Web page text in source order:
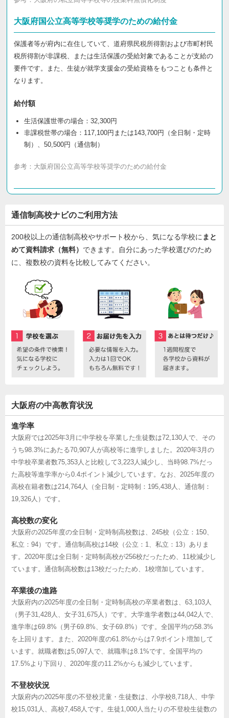
大阪府国公立高等学校等奨学のための給付金
保護者等が府内に在住していて、道府県民税所得割および市町村民
税所得割が非課税、または生活保護の受給対象であることが支給の
要件です。また、生徒が就学支援金の受給資格をもつことも条件と
なります。
給付額
生活保護世帯の場合：32,300円
非課税世帯の場合：117,100円または143,700円（全日制・定時
制）、50,500円（通信制）
参考： 大阪府国公立高等学校等奨学のための給付金
通信制高校ナビのご利用方法
200校以上の通信制高校やサポート校から、気になる学校に まと
めて資料請求（無料） できます。自分にあった学校選びのため
に、複数校の資料を比較してみてください。
大阪府の中高教育状況
進学率
大阪府では2025年3月に中学校を卒業した生徒数は72,130人で、その
うち98.3%にあたる70,907人が高校等に進学しました。2020年3月の
中学校卒業者数75,353人と比較して3,223人減少し、当時98.7%だっ
た高校等進学率から0.4ポイント減少しています。なお、2025年度の
高校在籍者数は214,764人（全日制・定時制：195,438人、通信制：
19,326人）です。
高校数の変化
大阪府の2025年度の全日制・定時制高校数は、245校（公立：150、
私立：94）です。通信制高校は14校（公立：1、私立：13）ありま
す。2020年度は全日制・定時制高校が256校だったため、11校減少し
ています。通信制高校数は13校だったため、1校増加しています。
卒業後の進路
大阪府内の2025年度の全日制・定時制高校の卒業者数は、63,103人
（男子31,428人、女子31,675人）です。大学進学者数は44,042人で、
進学率は69.8%（男子69.8%、女子69.8%）です。全国平均の58.3%
を上回ります。また、2020年度の61.8%からは7.9ポイント増加して
います。就職者数は5,097人で、就職率は8.1%です。全国平均の
17.5%より下回り、2020年度の11.2%からも減少しています。
不登校状況
大阪府内の2025年度の不登校児童・生徒数は、小学校8,718人、中学
校15,031人、高校7,458人です。生徒1,000人当たりの不登校生徒数の